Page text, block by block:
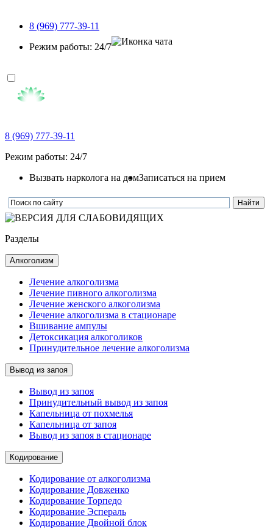
8 (969) 777-39-11
Режим работы: 24/7
8 (969) 777-39-11
Режим работы: 24/7
Вызвать нарколога на домЗаписаться на прием
Разделы
Алкоголизм
Лечение алкоголизма
Лечение пивного алкоголизма
Лечение женского алкоголизма
Лечение алкоголизма в стационаре
Вшивание ампулы
Детоксикация алкоголиков
Принудительное лечение алкоголизма
Вывод из запоя
Вывод из запоя
Принудительный вывод из запоя
Капельница от похмелья
Капельница от запоя
Вывод из запоя в стационаре
Кодирование
Кодирование от алкоголизма
Кодирование Довженко
Кодирование Торпедо
Кодирование Эспераль
Кодирование Двойной блок